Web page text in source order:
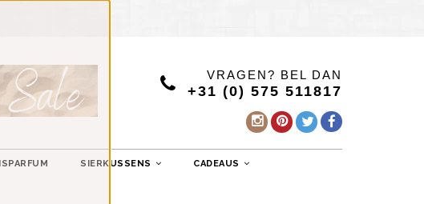
VRAGEN? BEL DAN
+31 (0) 575 511817
SIERKUSSENS CADEAUS